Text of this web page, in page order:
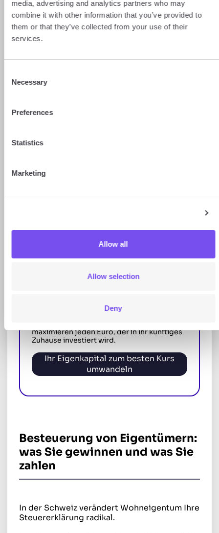
media, advertising and analytics partners who may
combine it with other information that you’ve provided to
them or that they’ve collected from your use of their
services.
Selection
Necessary
Preferences
Statistics
Marketing
Allow all
Allow selection
Deny
Sicherheit.
Der Vorteil? Ihr Alterskapital wächst weiter,
und Sie behalten eine höhere Schuld, was
berechtigt sind.
Übersteigt der Verkaufspreis eine bestimmte
Obergrenze nicht (1’394’928 CHF im Jahr
profitieren (bis zu 20’924 CHF) sowie von 50
die Gesamtersparnis bis zu 27’000
Staatsrats vom 4. Februar 2026
Der b-sharpe-Tipp:
kann der Wechselkurs Ihre Kaufkraft im
Wechsellösung nutzen, um Ihr Eigenkapital
in Schweizer Franken umzurechnen,
maximieren jeden Euro, der in Ihr künftiges
Zuhause investiert wird.
Ihr Eigenkapital zum besten Kurs
umwandeln
Besteuerung von Eigentümern:
was Sie gewinnen und was Sie
zahlen
In der Schweiz verändert Wohneigentum Ihre
Steuererklärung radikal.